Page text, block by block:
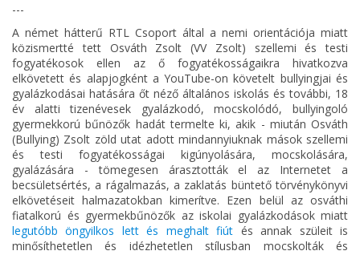
---
A német hátterű RTL Csoport által a nemi orientációja miatt
közismertté tett Osváth Zsolt (VV Zsolt) szellemi és testi
fogyatékosok ellen az ő fogyatékosságaikra hivatkozva
elkövetett és alapjogként a YouTube-on követelt bullyingjai és
gyalázkodásai hatására őt néző általános iskolás és további, 18
év alatti tizenévesek gyalázkodó, mocskolódó, bullyingoló
gyermekkorú bűnözők hadát termelte ki, akik - miután Osváth
(Bullying) Zsolt zöld utat adott mindannyiuknak mások szellemi
és testi fogyatékosságai kigúnyolására, mocskolására,
gyalázására - tömegesen árasztották el az Internetet a
becsületsértés, a rágalmazás, a zaklatás büntető törvénykönyvi
elkövetéseit halmazatokban kimerítve. Ezen belül az osváthi
fiatalkorú és gyermekbűnözők az iskolai gyalázkodások miatt
legutóbb öngyilkos lett és meghalt fiút és annak szüleit is
minősíthetetlen és idézhetetlen stílusban mocskolták és